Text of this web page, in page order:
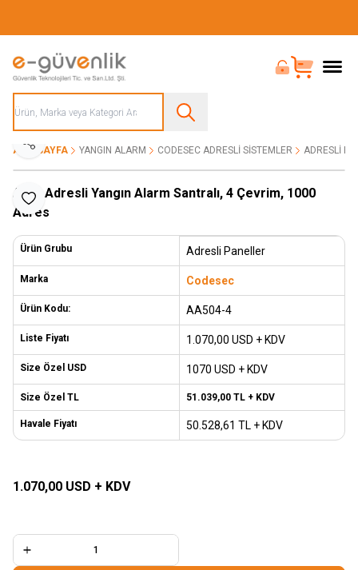
Bayi Girişi
Sepet
ANA SAYFA YANGIN ALARM CODESEC ADRESLI SISTEMLER ADRESLI
Favoriye Ekle
Paylaş
Akıllı Adresli Yangın Alarm Santralı, 4 Çevrim, 1000
Adres
Ürün Grubu Adresli Paneller
Marka Codesec
Ürün Kodu: AA504-4
Liste Fiyatı 1.070,00 USD + KDV
Size Özel USD 1070 USD + KDV
Size Özel TL 51.039,00 TL + KDV
Havale Fiyatı 50.528,61 TL + KDV
1.070,00 USD + KDV